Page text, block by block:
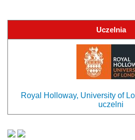
Uczelnia
Royal Holloway, University of
uczelni